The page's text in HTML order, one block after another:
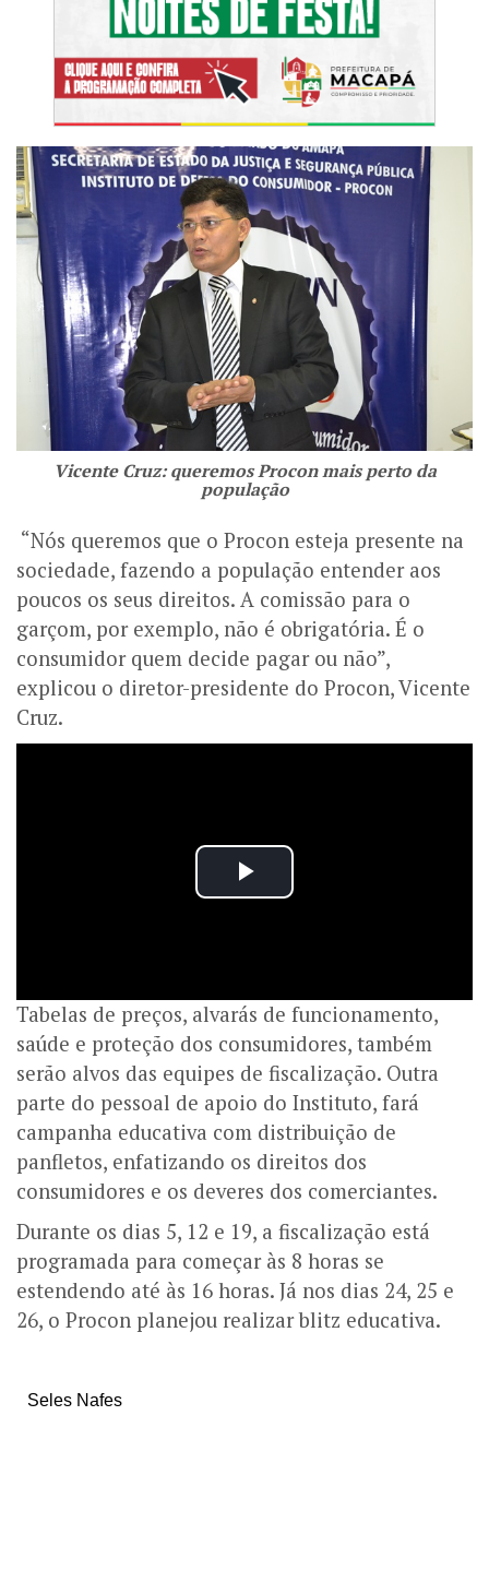
Vicente Cruz: queremos Procon mais perto da
população
“Nós queremos que o Procon esteja presente na
sociedade, fazendo a população entender aos
poucos os seus direitos. A comissão para o
garçom, por exemplo, não é obrigatória. É o
consumidor quem decide pagar ou não”,
explicou o diretor-presidente do Procon, Vicente
Cruz.
Tabelas de preços, alvarás de funcionamento,
saúde e proteção dos consumidores, também
serão alvos das equipes de fiscalização. Outra
parte do pessoal de apoio do Instituto, fará
campanha educativa com distribuição de
panfletos, enfatizando os direitos dos
consumidores e os deveres dos comerciantes.
Durante os dias 5, 12 e 19, a fiscalização está
programada para começar às 8 horas se
estendendo até às 16 horas. Já nos dias 24, 25 e
26, o Procon planejou realizar blitz educativa.
Seles Nafes